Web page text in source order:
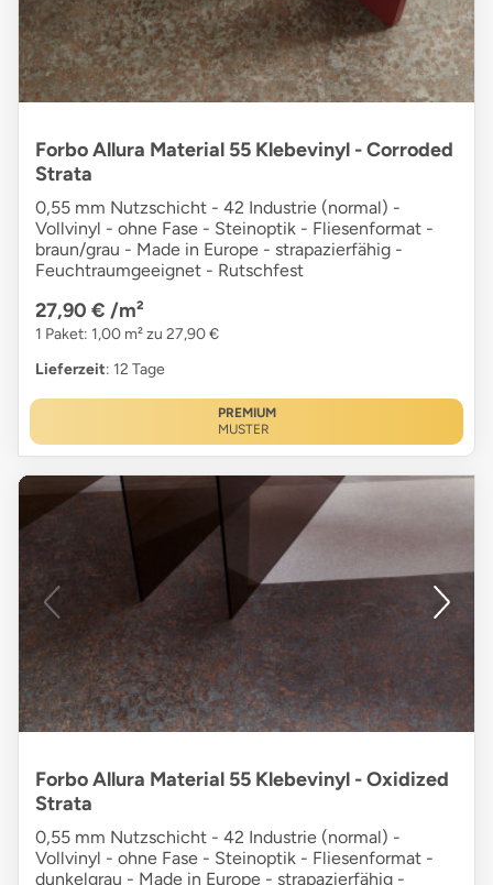
Forbo Allura Material 55 Klebevinyl - Corroded
Strata
0,55 mm Nutzschicht - 42 Industrie (normal) -
Vollvinyl - ohne Fase - Steinoptik - Fliesenformat -
braun/grau - Made in Europe - strapazierfähig -
Feuchtraumgeeignet - Rutschfest
27,90 € /m²
1 Paket: 1,00 m² zu 27,90 €
Lieferzeit: 12 Tage
PREMIUM
MUSTER
Forbo Allura Material 55 Klebevinyl - Oxidized
Strata
0,55 mm Nutzschicht - 42 Industrie (normal) -
Vollvinyl - ohne Fase - Steinoptik - Fliesenformat -
dunkelgrau - Made in Europe - strapazierfähig -